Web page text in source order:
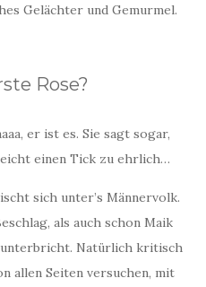
Gelächter und Gemurmel.
Rose?
er ist es. Sie sagt sogar,
einen Tick zu ehrlich…
sich unter’s Männervolk.
als auch schon Maik
unterbricht. Natürlich kritisch
allen Seiten versuchen, mit